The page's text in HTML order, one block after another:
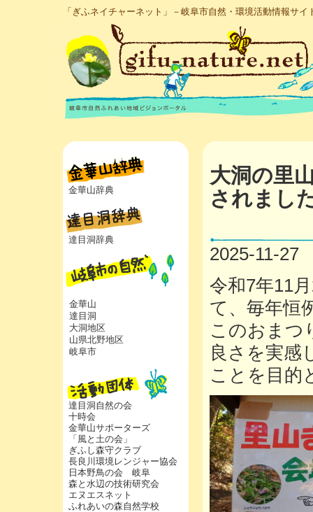
「ぎふネイチャーネット」－岐阜市自然・環境活動情報サイ
金華山辞典
達目洞辞典
金華山
達目洞
大洞地区
山県北野地区
岐阜市
達目洞自然の会
十時会
金華山サポーターズ
「風と土の会」
ぎふし森守クラブ
長良川環境レンジャー協会
日本野鳥の会 岐阜
森と水辺の技術研究会
エヌエスネット
ふれあいの森自然学校
大洞の里
されまし
2025-11-27
令和7年11
て、毎年恒
このおまつ
良さを実感
ことを目的